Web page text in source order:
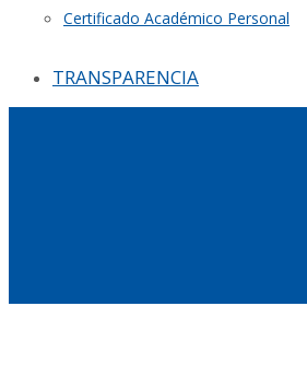
Certificado Académico Personal
TRANSPARENCIA